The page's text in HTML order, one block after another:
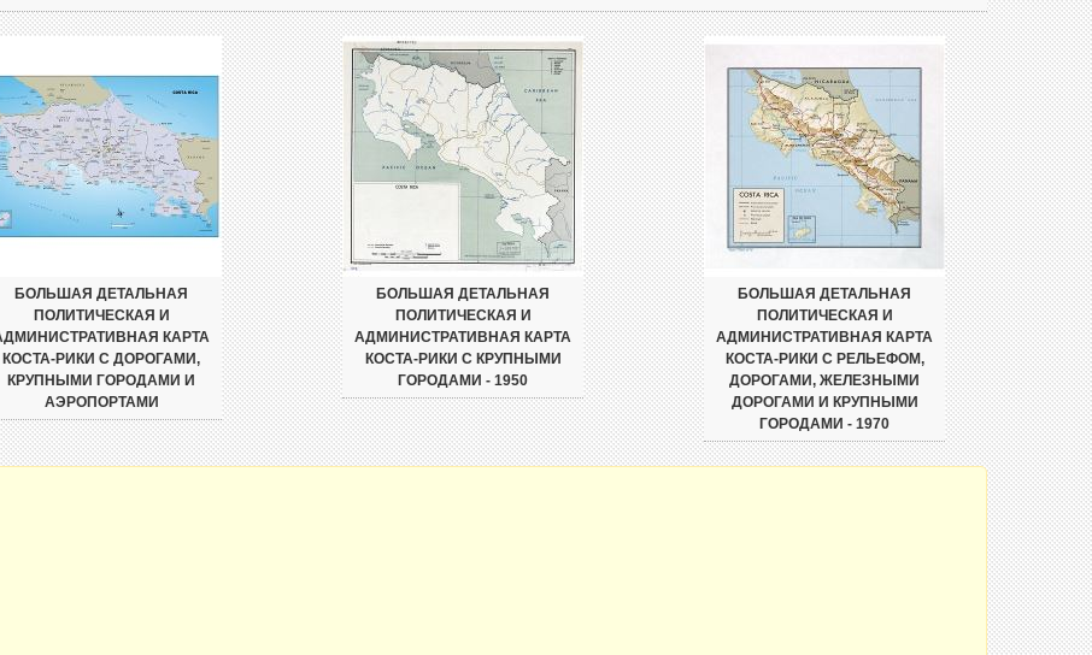
БОЛЬШАЯ ДЕТАЛЬНАЯ
ПОЛИТИЧЕСКАЯ И
КАРТА
КОСТА-РИКИ С ДОРОГАМИ,
КРУПНЫМИ ГОРОДАМИ И
АЭРОПОРТАМИ
БОЛЬШАЯ ДЕТАЛЬНАЯ
ПОЛИТИЧЕСКАЯ И
АДМИНИСТРАТИВНАЯ КАРТА
КОСТА-РИКИ С КРУПНЫМИ
ГОРОДАМИ - 1950
БОЛЬШАЯ ДЕТАЛЬНАЯ
ПОЛИТИЧЕСКАЯ И
АДМИНИСТРАТИВНАЯ КАРТА
КОСТА-РИКИ С РЕЛЬЕФОМ,
ДОРОГАМИ, ЖЕЛЕЗНЫМИ
ДОРОГАМИ И КРУПНЫМИ
ГОРОДАМИ - 1970